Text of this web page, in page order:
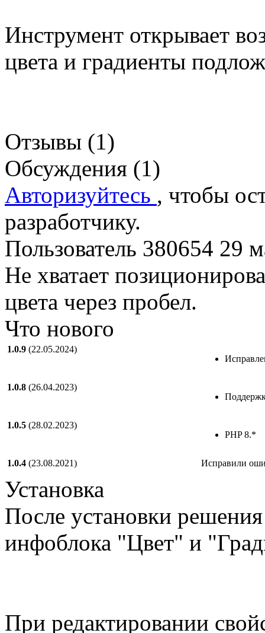
Инструмент открывает
цвета и градиенты
Отзывы (1)
Обсуждения (1)
Авторизуйтесь , чтобы
разработчику.
Пользователь 380654 29
Не хватает
цвета через пробел.
Что нового
1.0.9 (22.05.2024)
1.0.8 (26.04.2023)
1.0.5 (28.02.2023)
PHP 8.*
1.0.4 (23.08.2021) Исправили
Установка
После установки
инфоблока "Цвет" и
При редактировании